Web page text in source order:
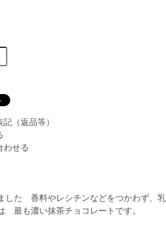
（返品等）
わせる
した 香料やレシチンなどをつかわず、
最も濃い抹茶チョコレートです。